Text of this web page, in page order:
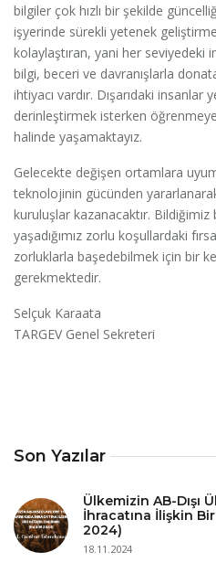
Son Yazılar
Ülkemizin AB-Dışı
İhracatına İlişkin
2024)
18.11.2024
bilgiler çok hızlı bir şekilde
işyerinde sürekli yetenek
kolaylaştıran, yani her seviyedeki
bilgi, beceri ve davranışlarla
ihtiyacı vardır. Dışarıdaki
derinleştirmek isterken
halinde yaşamaktayız.
Gelecekte değişen ortamlara
teknolojinin gücünden
kuruluşlar kazanacaktır. Bildiğimiz
yaşadığımız zorlu koşullardaki
zorluklarla başedebilmek için bir
gerekmektedir.
Selçuk Karaata
TARGEV Genel Sekreteri